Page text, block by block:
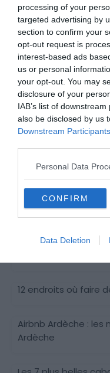
processing of your
targeted advertising by
section to confirm your
opt-out request is
interest-based ads
us or personal
your opt-out. You may
disclosure of your
IAB’s list of
also be disclosed by us
Downstream Participants
Personal Data
CONFIRM
Data Deletion
Hébergements
4 campings proches
calme ardéchois
Airbnb Aubenas :
Aubenas
Et aussi
Ardèche
Où dormir près de
Ardèche
12 endroits où faire
Airbnb Ardèche : les
Ardèche